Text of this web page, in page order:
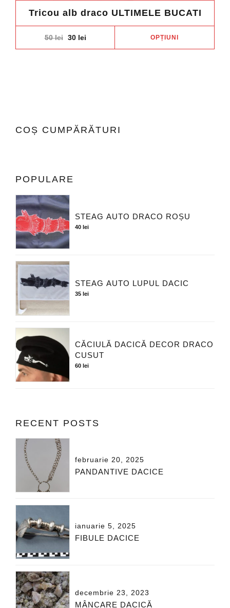
Tricou alb draco ULTIMELE BUCATI
50lei Original
was:
30 leiCurrent
is:
OPȚIUNI
COȘ CUMPĂRĂTURI
POPULARE
STEAG AUTO DRACO ROȘU
40 lei
STEAG AUTO LUPUL DACIC
35lei
CĂCIULĂ DACICĂ DECOR DRACO
CUSUT
60 lei
RECENT POSTS
februarie 20, 2025
PANDANTIVE DACICE
ianuarie 5, 2025
FIBULE DACICE
decembrie 23, 2023
MÂNCARE DACICĂ